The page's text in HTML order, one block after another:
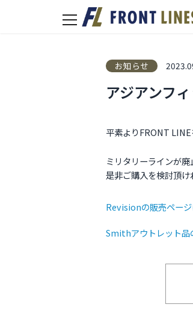
toggle
お知らせ
アジアンフ
平素よりFRONT LINE
ミリタリーラインが
是非ご購入を検討頂
Revisionの販売ページ
Smithアウトレット品